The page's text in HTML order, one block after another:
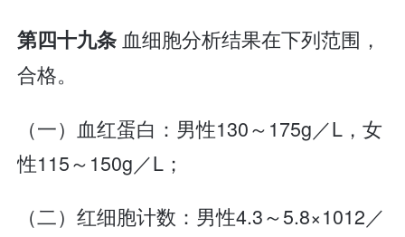
第四十九条血细胞分析结果在下列范围，
合格。
（一）血红蛋白：男性130～175g／L，女
性115～150g／L；
（二）红细胞计数：男性4.3～5.8×1012／